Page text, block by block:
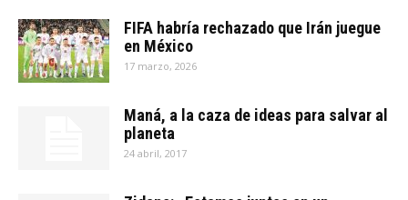
FIFA habría rechazado que Irán juegue
en México
17 marzo, 2026
Maná, a la caza de ideas para salvar al
planeta
24 abril, 2017